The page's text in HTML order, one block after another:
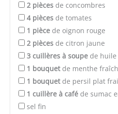
2 pièces de concombres
4 pièces de tomates
1 pièce de oignon rouge
2 pièces de citron jaune
3 cuillères à soupe de huile
1 bouquet de menthe
1 bouquet de persil plat
1 cuillère à café de sumac
sel fin